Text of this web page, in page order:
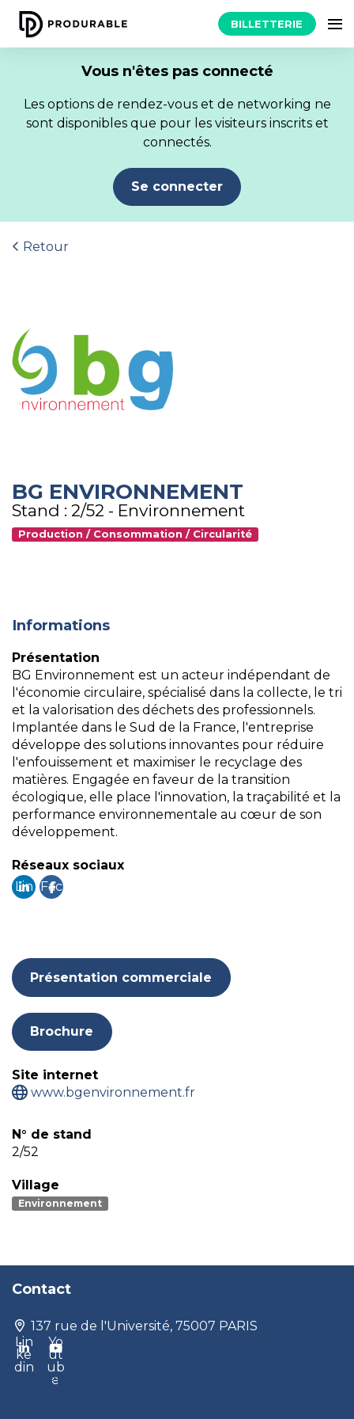
BILLETTERIE
Vous n'êtes pas connecté
Les options de rendez-vous et de networking ne
sont disponibles que pour les visiteurs inscrits et
connectés.
Se connecter
Retour
BG ENVIRONNEMENT
Stand : 2/52 - Environnement
Production / Consommation / Circularité
Informations
Présentation
BG Environnement est un acteur indépendant de
l'économie circulaire, spécialisé dans la collecte, le tri
et la valorisation des déchets des professionnels.
Implantée dans le Sud de la France, l'entreprise
développe des solutions innovantes pour réduire
l'enfouissement et maximiser le recyclage des
matières. Engagée en faveur de la transition
écologique, elle place l'innovation, la traçabilité et la
performance environnementale au cœur de son
développement.
Réseaux sociaux
Lin Fac
Présentation commerciale
Brochure
Site internet
www.bgenvironnement.fr
N° de stand
2/52
Village
Environnement
Contact
137 rue de l'Université, 75007 PARIS
Lin
ke
din
Yo
ut
ub
e
Mentions légales